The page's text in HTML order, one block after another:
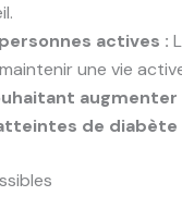
actives :
une vie
de diabète